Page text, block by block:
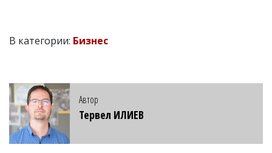
В категории: Бизнес
Автор
Тервел ИЛИЕВ